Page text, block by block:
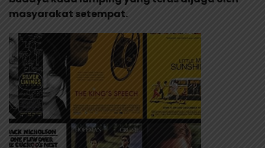
masyarakat setempat.